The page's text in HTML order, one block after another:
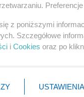
12.10.2011
fotografii,
że np.
byłaby (to
językiem
z poniższymi
Szczegółowe
i Cookies oraz po
USTAWIENIA